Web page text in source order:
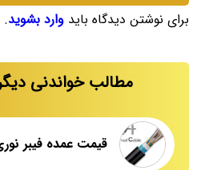
برای نوشتن دیدگاه باید وارد بشوید.
مطالب خواندنی
قیمت عمده فیبر